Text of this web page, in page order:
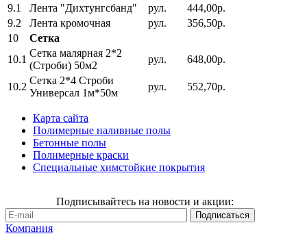
9.1
Лента "Дихтунгсбанд" рул.
444,00р.
9.2
Лента кромочная рул.
356,50р.
10
Сетка
10.1
Сетка малярная 2*2
(Строби) 50м2
рул. 648,00р.
10.2
Сетка 2*4 Строби
Универсал 1м*50м
рул. 552,70р.
Карта сайта
Полимерные наливные полы
Бетонные полы
Полимерные краски
Специальные химстойкие покрытия
Подписывайтесь на новости и акции:
Компания